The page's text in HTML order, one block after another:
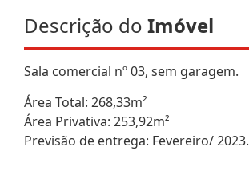
Descrição do Imóvel
Sala comercial nº 03, sem garagem.
Área Total: 268,33m²
Área Privativa: 253,92m²
Previsão de entrega: Fevereiro/ 2023.